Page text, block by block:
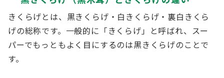
きくらげとは、黒きくらげ・白きくらげ・裏白きくら
げの総称です。一般的に「きくらげ」と呼ばれ、スー
パーでもっともよく目にするのは黒きくらげのことで
す。